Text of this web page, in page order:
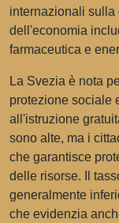
internazionali sulla
dell'economia
farmaceutica e
La Svezia è nota
protezione sociale
all'istruzione
sono alte, ma i
che garantisce
delle risorse. Il
generalmente
che evidenzia